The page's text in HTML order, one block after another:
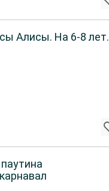
Алисы. На 6-8 лет.